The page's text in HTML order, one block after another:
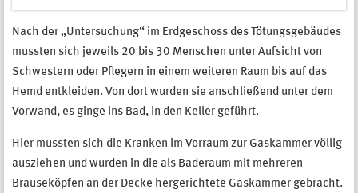
Nach der „Untersuchung“ im Erdgeschoss des Tötungsgebäudes
mussten sich jeweils 20 bis 30 Menschen unter Aufsicht von
Schwestern oder Pflegern in einem weiteren Raum bis auf das
Hemd entkleiden. Von dort wurden sie anschließend unter dem
Vorwand, es ginge ins Bad, in den Keller geführt.
Hier mussten sich die Kranken im Vorraum zur Gaskammer völlig
ausziehen und wurden in die als Baderaum mit mehreren
Brauseköpfen an der Decke hergerichtete Gaskammer gebracht.